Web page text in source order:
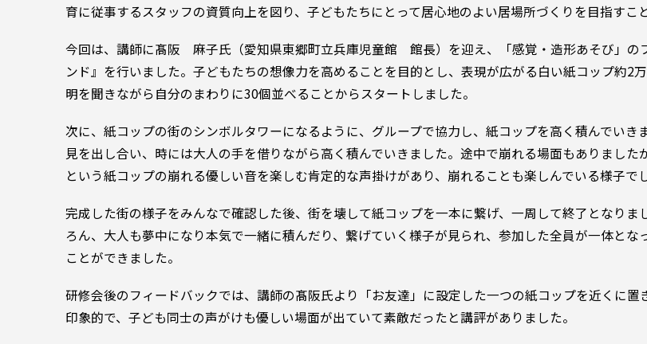
育に従事するスタッフの資質向上を図り、子どもたちにとって居心地のよい居場所づくりを目指すこ
今回は、講師に髙阪 麻子氏（愛知県東郷町立兵庫児童館 館長）を迎え、「感覚・造形あそび」の
ンド』を行いました。子どもたちの想像力を高めることを目的とし、表現が広がる白い紙コップ約2
明を聞きながら自分のまわりに30個並べることからスタートしました。
次に、紙コップの街のシンボルタワーになるように、グループで協力し、紙コップを高く積んでいき
見を出し合い、時には大人の手を借りながら高く積んでいきました。途中で崩れる場面もありました
という紙コップの崩れる優しい音を楽しむ肯定的な声掛けがあり、崩れることも楽しんでいる様子で
完成した街の様子をみんなで確認した後、街を壊して紙コップを一本に繋げ、一周して終了となりま
ろん、大人も夢中になり本気で一緒に積んだり、繋げていく様子が見られ、参加した全員が一体とな
ことができました。
研修会後のフィードバックでは、講師の髙阪氏より「お友達」に設定した一つの紙コップを近くに置
印象的で、子ども同士の声がけも優しい場面が出ていて素敵だったと講評がありました。